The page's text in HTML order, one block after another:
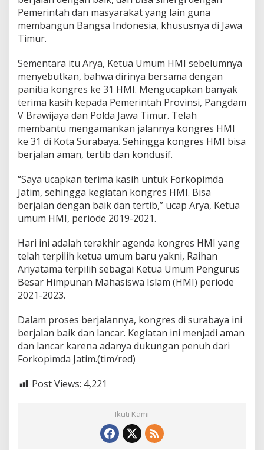
Pemerintah dan masyarakat yang lain guna
membangun Bangsa Indonesia, khususnya di Jawa
Timur.
Sementara itu Arya, Ketua Umum HMI sebelumnya
menyebutkan, bahwa dirinya bersama dengan
panitia kongres ke 31 HMI. Mengucapkan banyak
terima kasih kepada Pemerintah Provinsi, Pangdam
V Brawijaya dan Polda Jawa Timur. Telah
membantu mengamankan jalannya kongres HMI
ke 31 di Kota Surabaya. Sehingga kongres HMI bisa
berjalan aman, tertib dan kondusif.
“Saya ucapkan terima kasih untuk Forkopimda
Jatim, sehingga kegiatan kongres HMI. Bisa
berjalan dengan baik dan tertib,” ucap Arya, Ketua
umum HMI, periode 2019-2021.
Hari ini adalah terakhir agenda kongres HMI yang
telah terpilih ketua umum baru yakni, Raihan
Ariyatama terpilih sebagai Ketua Umum Pengurus
Besar Himpunan Mahasiswa Islam (HMI) periode
2021-2023.
Dalam proses berjalannya, kongres di surabaya ini
berjalan baik dan lancar. Kegiatan ini menjadi aman
dan lancar karena adanya dukungan penuh dari
Forkopimda Jatim.(tim/red)
Post Views: 4,221
Ikuti Kami